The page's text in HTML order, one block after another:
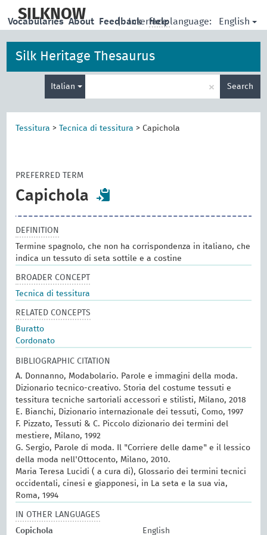
main
SILKNOW | Interface language: English
Vocabularies About Feedback Help
Silk Heritage Thesaurus
Italian × Search
Tessitura > Tecnica di tessitura > Capichola
PREFERRED TERM
Capichola
DEFINITION
Termine spagnolo, che non ha corrispondenza in italiano, che
indica un tessuto di seta sottile e a costine
BROADER CONCEPT
Tecnica di tessitura
RELATED CONCEPTS
Buratto
Cordonato
BIBLIOGRAPHIC CITATION
A. Donnanno, Modabolario. Parole e immagini della moda.
Dizionario tecnico-creativo. Storia del costume tessuti e
tessitura tecniche sartoriali accessori e stilisti, Milano, 2018
E. Bianchi, Dizionario internazionale dei tessuti, Como, 1997
F. Pizzato, Tessuti & C. Piccolo dizionario dei termini del
mestiere, Milano, 1992
G. Sergio, Parole di moda. Il "Corriere delle dame" e il lessico
della moda nell'Ottocento, Milano, 2010.
Maria Teresa Lucidi ( a cura di), Glossario dei termini tecnici
occidentali, cinesi e giapponesi, in La seta e la sua via,
Roma, 1994
IN OTHER LANGUAGES
Copichola
English